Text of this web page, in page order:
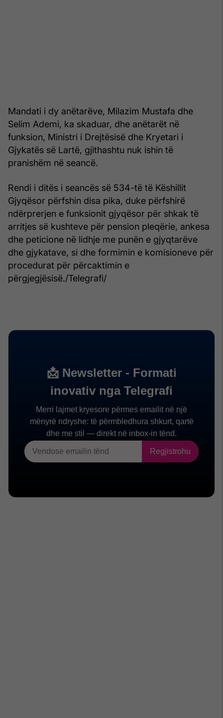
Mandati i dy anëtarëve, Milazim Mustafa dhe
Selim Ademi, ka skaduar, dhe anëtarët në
funksion, Ministri i Drejtësisë dhe Kryetari i
Gjykatës së Lartë, gjithashtu nuk ishin të
pranishëm në seancë.
Rendi i ditës i seancës së 534-të të Këshillit
Gjyqësor përfshin disa pika, duke përfshirë
ndërprerjen e funksionit gjyqësor për shkak të
arritjes së kushteve për pension pleqërie, ankesa
dhe peticione në lidhje me punën e gjyqtarëve
dhe gjykatave, si dhe formimin e komisioneve për
procedurat për përcaktimin e
përgjegjësisë./Telegrafi/